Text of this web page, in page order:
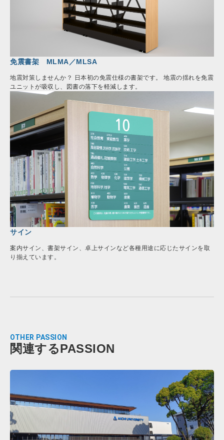
免震書架 MLMA／MLSA
地震対策しませんか？ 日本初の免震仕様の書架です。 地震の揺れを免震
ユニットが吸収し、図書の落下を軽減します。
サイン
案内サイン、書架サイン、卓上サインなど各種用途に応じたサインを取
り揃えています。
OTHER PASSION
関連するPASSION